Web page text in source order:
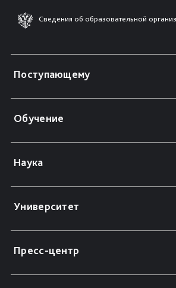
Сведения об образовательной
Поступающему
Обучение
Наука
Университет
Пресс-центр